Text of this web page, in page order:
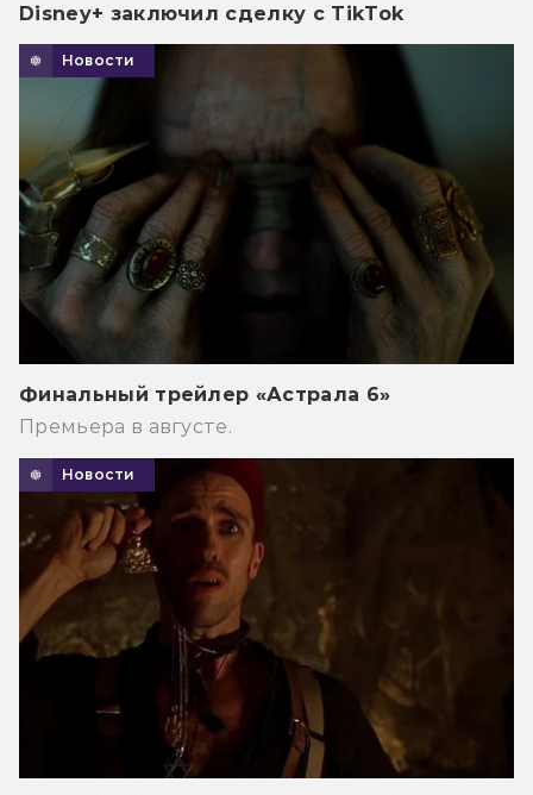
Disney+ заключил сделку с TikTok
Новости
Финальный трейлер «Астрала 6»
Премьера в августе.
Новости